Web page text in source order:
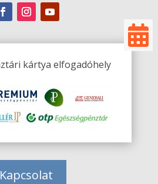
kártya elfogadóhely
Kapcsolat
